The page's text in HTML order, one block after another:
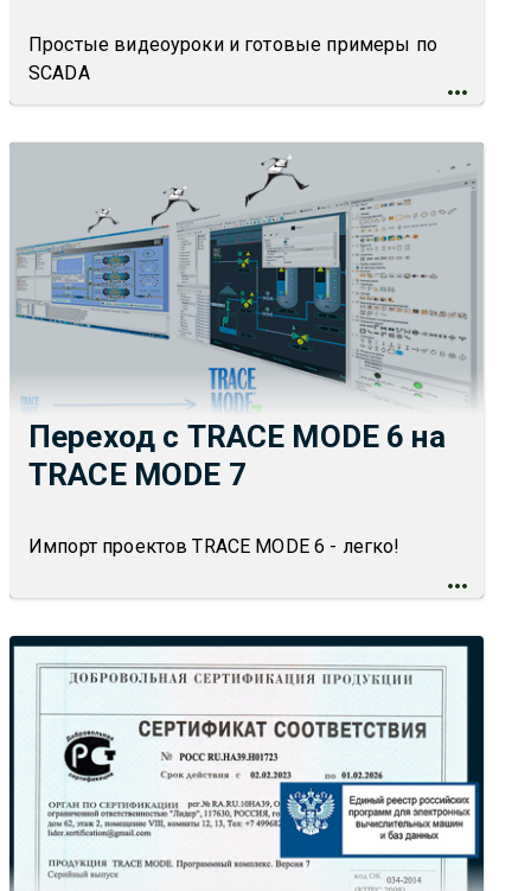
Простые видеоуроки и готовые примеры по
SCADA
Переход с TRACE MODE 6 на
TRACE MODE 7
Импорт проектов TRACE MODE 6 - легко!